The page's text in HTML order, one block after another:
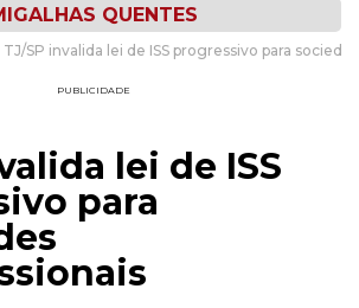
QUENTES
TJ/SP invalida lei de ISS progressivo para
PUBLICIDADE
lei de ISS
para